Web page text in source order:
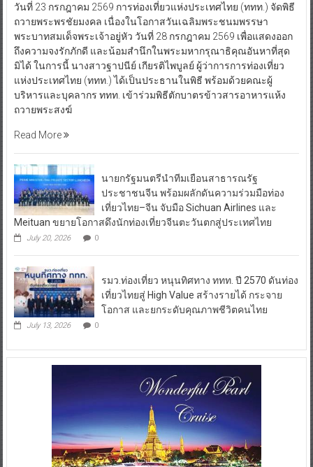
วันที่ 23 กรกฎาคม 2569 การท่องเที่ยวแห่งประเทศไทย (ททท.) จัดพิธี
ถวายพระพรชัยมงคล เนื่องในโอกาสวันเฉลิมพระชนมพรรษา
พระบาทสมเด็จพระเจ้าอยู่หัว วันที่ 28 กรกฎาคม 2569 เพื่อแสดงออก
ถึงความจงรักภักดี และน้อมสำนึกในพระมหากรุณาธิคุณอันหาที่สุด
มิได้ ในการนี้ นางสาวฐาปนีย์ เกียรติไพบูลย์ ผู้ว่าการการท่องเที่ยว
แห่งประเทศไทย (ททท.) ได้เป็นประธานในพิธี พร้อมด้วยคณะผู้
บริหารและบุคลากร ททท. เข้าร่วมพิธีตักบาตรข้าวสารอาหารแห้ง
ถวายพระสงฆ์
Read More
นายกรัฐมนตรีนำทีมเยือนสาธารณรัฐ
ประชาชนจีน พร้อมผลักดันความร่วมมือท่อง
เที่ยวไทย–จีน จับมือ Sichuan Airlines และ
Meituan ขยายโอกาสดึงนักท่องเที่ยวจีนตะวันตกสู่ประเทศไทย
July 20, 2026 0
รมว.ท่องเที่ยว หนุนทิศทาง ททท. ปี 2570 ดันท่อง
เที่ยวไทยสู่ High Value สร้างรายได้ กระจาย
โอกาส และยกระดับคุณภาพชีวิตคนไทย
July 13, 2026 0